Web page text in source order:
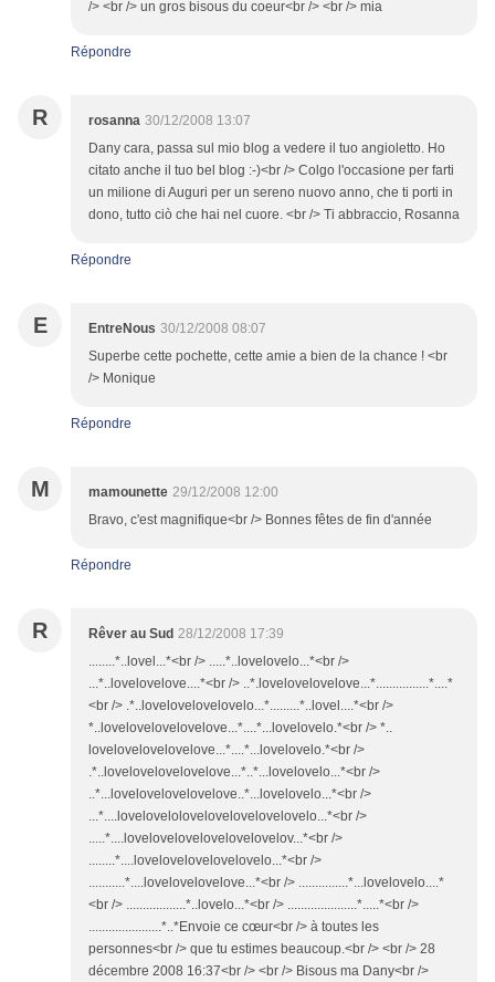
/> <br /> un gros bisous du coeur<br /> <br /> mia
Répondre
R rosanna 30/12/2008 13:07
Dany cara, passa sul mio blog a vedere il tuo angioletto. Ho
citato anche il tuo bel blog :-)<br /> Colgo l'occasione per farti
un milione di Auguri per un sereno nuovo anno, che ti porti in
dono, tutto ciò che hai nel cuore. <br /> Ti abbraccio, Rosanna
Répondre
E EntreNous 30/12/2008 08:07
Superbe cette pochette, cette amie a bien de la chance ! <br
/> Monique
Répondre
M mamounette 29/12/2008 12:00
Bravo, c'est magnifique<br /> Bonnes fêtes de fin d'année
Répondre
R Rêver au Sud 28/12/2008 17:39
........*..lovel...*<br /> .....*..lovelovelo...*<br />
...*..lovelovelove....*<br /> ..*.lovelovelovelove...*................*....*
<br /> .*..lovelovelovelovelo...*.........*..lovel....*<br />
*..lovelovelovelovelove...*....*...lovelovelo.*<br /> *..
lovelovelovelovelove...*....*...lovelovelo.*<br />
.*..lovelovelovelovelove...*..*...lovelovelo...*<br />
..*...lovelovelovelovelove..*...lovelovelo...*<br />
...*....lovelovelolovelovelovelovelovelo...*<br />
.....*....lovelovelovelovelovelovelov...*<br />
........*....lovelovelovelovelovelo...*<br />
...........*....lovelovelovelove...*<br /> ...............*...lovelovelo....*
<br /> ..................*..lovelo...*<br /> .....................*.....*<br />
......................*..*Envoie ce cœur<br /> à toutes les
personnes<br /> que tu estimes beaucoup.<br /> <br /> 28
décembre 2008 16:37<br /> <br /> Bisous ma Dany<br />